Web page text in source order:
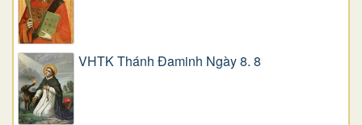
VHTK Thánh Đaminh Ngày 8. 8